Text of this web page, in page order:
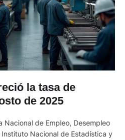
la tasa de
de 2025
Nacional de Empleo, Desempleo
Nacional de Estadística y